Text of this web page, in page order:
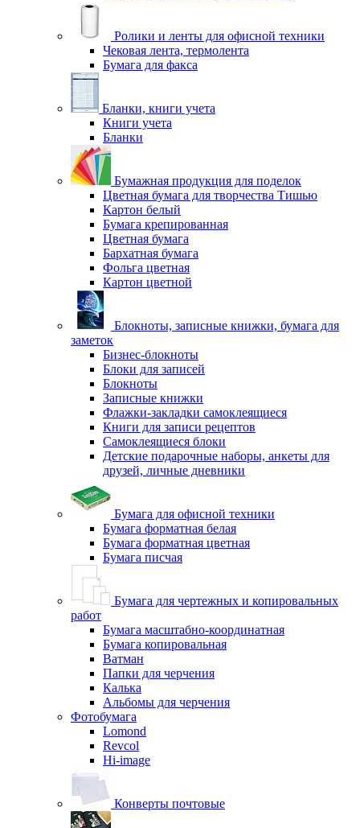
Ролики и ленты для офисной техники
Чековая лента, термолента
Бумага для факса
Бланки, книги учета
Книги учета
Бланки
Бумажная продукция для поделок
Цветная бумага для творчества Тишью
Картон белый
Бумага крепированная
Цветная бумага
Бархатная бумага
Фольга цветная
Картон цветной
Блокноты, записные книжки, бумага для
заметок
Бизнес-блокноты
Блоки для записей
Блокноты
Записные книжки
Флажки-закладки самоклеящиеся
Книги для записи рецептов
Самоклеящиеся блоки
Детские подарочные наборы, анкеты для
друзей, личные дневники
Бумага для офисной техники
Бумага форматная белая
Бумага форматная цветная
Бумага писчая
Бумага для чертежных и копировальных
работ
Бумага масштабно-координатная
Бумага копировальная
Ватман
Папки для черчения
Калька
Альбомы для черчения
Фотобумага
Lomond
Revcol
Hi-image
Конверты почтовые